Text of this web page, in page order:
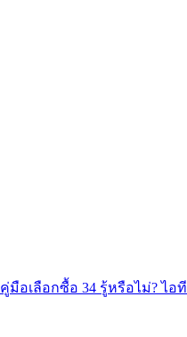
คู่มือเลือกซื้อ 34 รู้หรือไม่? ไอที